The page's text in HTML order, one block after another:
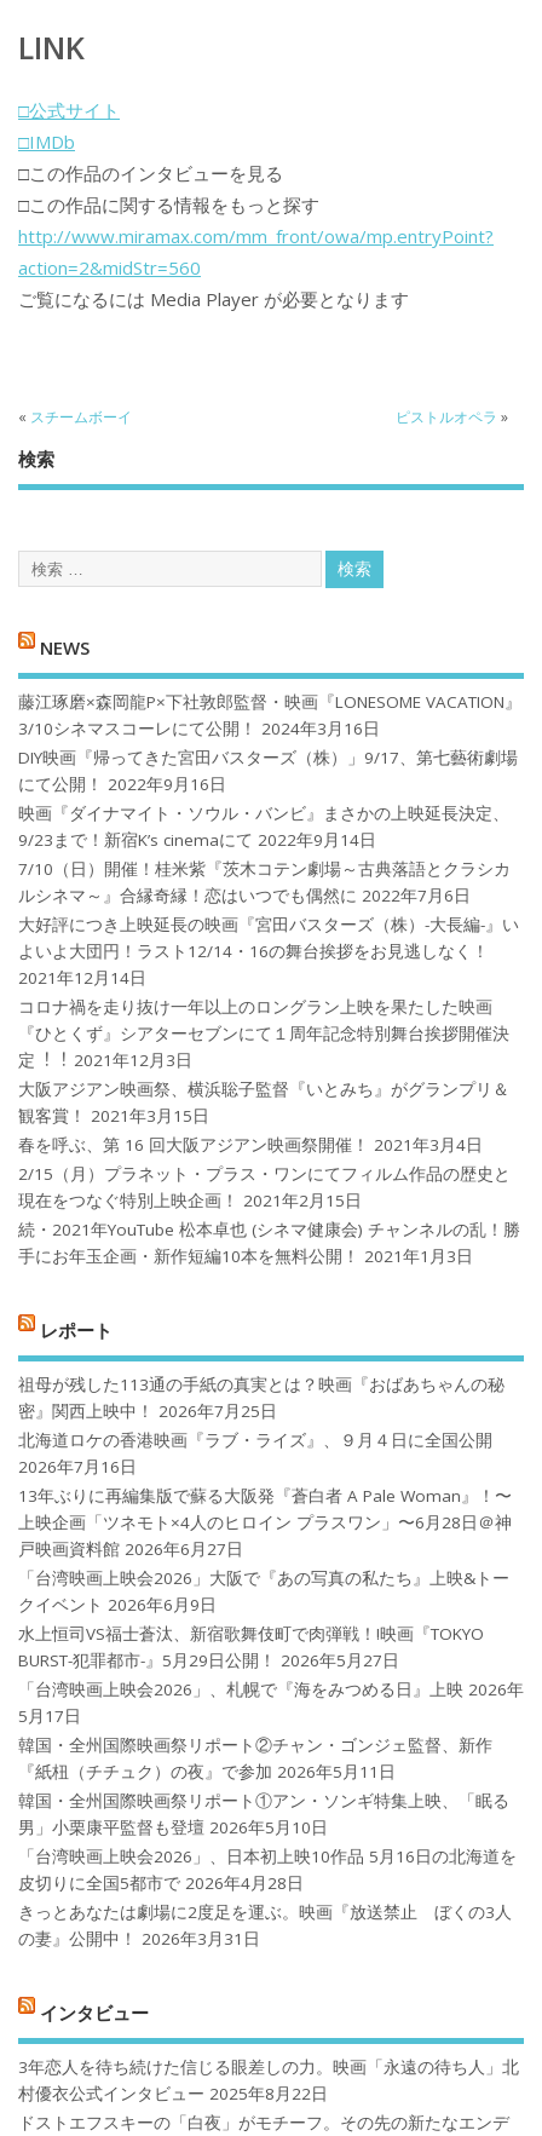
LINK
□公式サイト
□IMDb
□この作品のインタビューを見る
□この作品に関する情報をもっと探す
http://www.miramax.com/mm_front/owa/mp.entryPoint?
action=2&midStr=560
ご覧になるには Media Player が必要となります
« スチームボーイ ピストルオペラ »
検索
NEWS
藤江琢磨×森岡龍P×下社敦郎監督・映画『LONESOME VACATION』
3/10シネマスコーレにて公開！
2024年3月16日
DIY映画『帰ってきた宮田バスターズ（株）」9/17、第七藝術劇場
にて公開！
2022年9月16日
映画『ダイナマイト・ソウル・バンビ』まさかの上映延長決定、
9/23まで！新宿K’s cinemaにて 2022年9月14日
7/10（日）開催！桂米紫『茨木コテン劇場～古典落語とクラシカ
ルシネマ～』合縁奇縁！恋はいつでも偶然に 2022年7月6日
大好評につき上映延長の映画『宮田バスターズ（株）-大長編-』い
よいよ大団円！ラスト12/14・16の舞台挨拶をお見逃しなく！
2021年12月14日
コロナ禍を⾛り抜け⼀年以上のロングラン上映を果たした映画
『ひとくず』シアターセブンにて１周年記念特別舞台挨拶開催決
定︕︕ 2021年12月3日
大阪アジアン映画祭、横浜聡子監督『いとみち』がグランプリ＆
観客賞！
2021年3月15日
春を呼ぶ、第 16 回大阪アジアン映画祭開催！
2021年3月4日
2/15（月）プラネット・プラス・ワンにてフィルム作品の歴史と
現在をつなぐ特別上映企画！
2021年2月15日
続・2021年YouTube 松本卓也 (シネマ健康会) チャンネルの乱！勝
手にお年玉企画・新作短編10本を無料公開！
2021年1月3日
レポート
祖母が残した113通の手紙の真実とは？映画『おばあちゃんの秘
密』関西上映中！
2026年7月25日
北海道ロケの香港映画『ラブ・ライズ』、９月４日に全国公開
2026年7月16日
13年ぶりに再編集版で蘇る大阪発『蒼白者 A Pale Woman』！〜
上映企画「ツネモト×4人のヒロイン プラスワン」〜6月28日＠神
戸映画資料館 2026年6月27日
「台湾映画上映会2026」大阪で『あの写真の私たち』上映&トー
クイベント 2026年6月9日
水上恒司VS福士蒼汰、新宿歌舞伎町で肉弾戦！!映画『TOKYO
BURST-犯罪都市-』5月29日公開！
2026年5月27日
「台湾映画上映会2026」、札幌で『海をみつめる日』上映 2026年
5月17日
韓国・全州国際映画祭リポート②チャン・ゴンジェ監督、新作
『紙杻（チチュク）の夜』で参加 2026年5月11日
韓国・全州国際映画祭リポート①アン・ソンギ特集上映、「眠る
男」小栗康平監督も登壇 2026年5月10日
「台湾映画上映会2026」、日本初上映10作品 5月16日の北海道を
皮切りに全国5都市で 2026年4月28日
きっとあなたは劇場に2度足を運ぶ。映画『放送禁止 ぼくの3人
の妻』公開中！
2026年3月31日
インタビュー
3年恋人を待ち続けた信じる眼差しの力。映画「永遠の待ち人」北
村優衣公式インタビュー 2025年8月22日
ドストエフスキーの「白夜」がモチーフ。その先の新たなエンデ